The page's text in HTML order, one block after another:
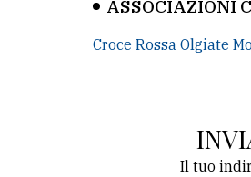
ASSOCIAZIONI
Croce Rossa Olgiate
Il tuo